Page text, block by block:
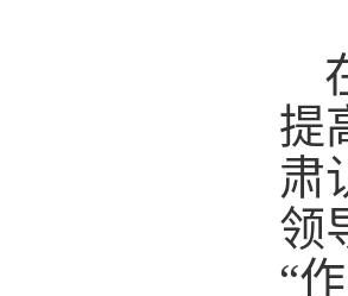
提
肃
领
“